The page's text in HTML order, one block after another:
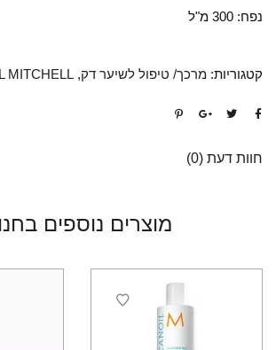
נפח: 300 מ"ל
קטגוריות: מרכך/ טיפול לשיער דק,
MITCHELL
חוות דעת (0)
מוצרים נוספים